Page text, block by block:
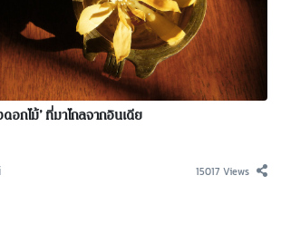
อกไม้’ ที่มาไกลจากอินเดีย
15017 Views